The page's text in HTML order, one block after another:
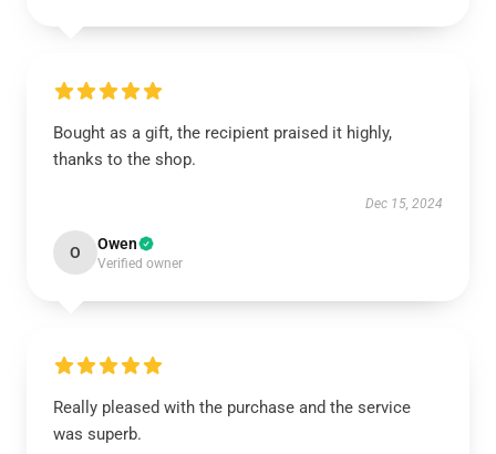
Bought as a gift, the recipient praised it highly,
thanks to the shop.
Dec 15, 2024
O Owen
Verified owner
Really pleased with the purchase and the service
was superb.